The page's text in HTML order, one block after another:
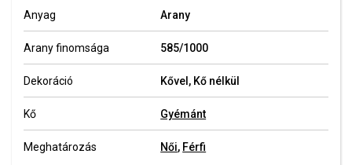
Anyag Arany
Arany finomsága 585/1000
Dekoráció Kővel, Kő nélkül
Kő Gyémánt
Meghatározás Női, Férfi